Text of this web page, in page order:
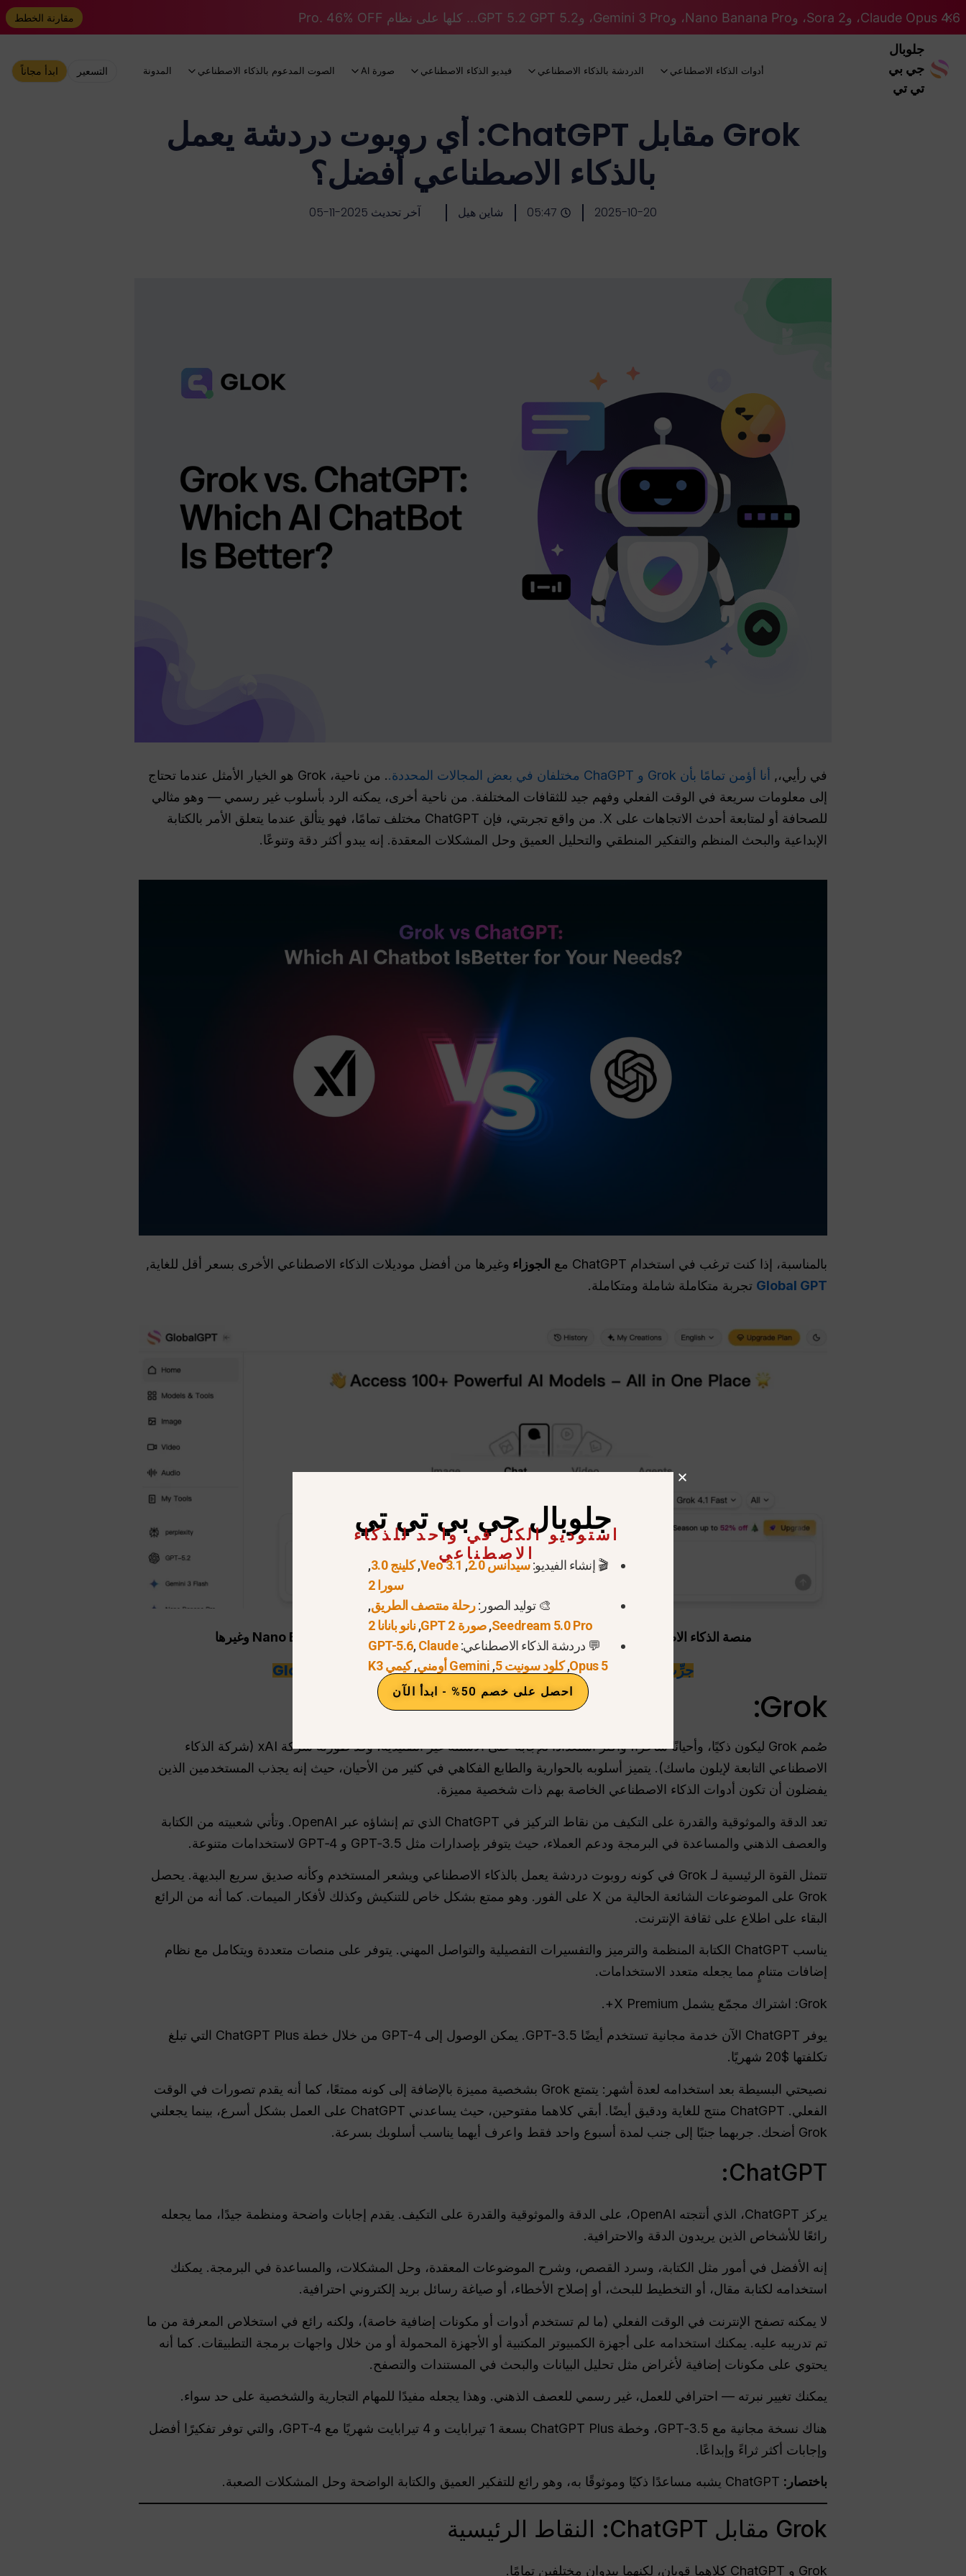
Claude Opus 4.6، وSora 2، وNano Banana Pro، وGemini 3 Pro، وGPT 5.2 GPT 5.2... كلها على نظام Pro. 46% OFF مقارنة الخطط
جلوبال
جي بي
تي تي
أدوات الذكاء الاصطناعي الدردشة بالذكاء الاصطناعي فيديو الذكاء الاصطناعي صورة AI الصوت المدعوم بالذكاء الاصطناعي المدونة التسعير ابدأ مجاناً
Grok مقابل ChatGPT: أي روبوت دردشة يعمل
بالذكاء الاصطناعي أفضل؟
2025-10-20
05:47 شاين هيل آخر تحديث 2025-11-05
في رأيي،, أنا أؤمن تمامًا بأن Grok و ChaGPT مختلفان في بعض المجالات المحددة.
. من ناحية، Grok هو الخيار الأمثل عندما تحتاج
إلى معلومات سريعة في الوقت الفعلي وفهم جيد للثقافات المختلفة. من ناحية أخرى، يمكنه الرد بأسلوب غير رسمي — وهو مثالي
للصحافة أو لمتابعة أحدث الاتجاهات على X. من واقع تجربتي، فإن ChatGPT مختلف تمامًا، فهو يتألق عندما يتعلق الأمر بالكتابة
الإبداعية والبحث المنظم والتفكير المنطقي والتحليل العميق وحل المشكلات المعقدة. إنه يبدو أكثر دقة وتنوعًا.
بالمناسبة، إذا كنت ترغب في استخدام ChatGPT مع الجوزاء وغيرها من أفضل موديلات الذكاء الاصطناعي الأخرى بسعر أقل للغاية,
Global GPT تجربة متكاملة شاملة ومتكاملة.
منصة الذكاء الاصطناعي الكل في واحد للكتابة وتوليد الصور والفيديو مع GPT-5 وNano Banana وغيرها
جرِّب أكثر من 100 نموذج من نماذج الذكاء الاصطناعي على Global GPT
Grok:
صُمم Grok ليكون ذكيًا، وأحيانًا ساخرًا، وأكثر استعدادًا للإجابة على الأسئلة غير التقليدية، وقد طورته شركة xAI (شركة الذكاء
الاصطناعي التابعة لإيلون ماسك). يتميز أسلوبه بالحوارية والطابع الفكاهي في كثير من الأحيان، حيث إنه يجذب المستخدمين الذين
يفضلون أن تكون أدوات الذكاء الاصطناعي الخاصة بهم ذات شخصية مميزة.
تعد الدقة والموثوقية والقدرة على التكيف من نقاط التركيز في ChatGPT الذي تم إنشاؤه عبر OpenAI. وتأتي شعبيته من الكتابة
والعصف الذهني والمساعدة في البرمجة ودعم العملاء، حيث يتوفر بإصدارات مثل GPT‑3.5 و GPT‑4 لاستخدامات متنوعة.
تتمثل القوة الرئيسية لـ Grok في كونه روبوت دردشة يعمل بالذكاء الاصطناعي ويشعر المستخدم وكأنه صديق سريع البديهة. يحصل
Grok على الموضوعات الشائعة الحالية من X على الفور. وهو ممتع بشكل خاص للتنكيش وكذلك لأفكار الميمات. كما أنه من الرائع
البقاء على اطلاع على ثقافة الإنترنت.
يناسب ChatGPT الكتابة المنظمة والترميز والتفسيرات التفصيلية والتواصل المهني. يتوفر على منصات متعددة ويتكامل مع نظام
إضافات متنامٍ مما يجعله متعدد الاستخدامات.
Grok: اشتراك مجمّع يشمل X Premium+.
يوفر ChatGPT الآن خدمة مجانية تستخدم أيضًا GPT-3.5. يمكن الوصول إلى GPT-4 من خلال خطة ChatGPT Plus التي تبلغ
تكلفتها $20 شهريًا.
نصيحتي البسيطة بعد استخدامه لعدة أشهر: يتمتع Grok بشخصية مميزة بالإضافة إلى كونه ممتعًا، كما أنه يقدم تصورات في الوقت
الفعلي. ChatGPT منتج للغاية ودقيق أيضًا. أبقي كلاهما مفتوحين، حيث يساعدني ChatGPT على العمل بشكل أسرع، بينما يجعلني
Grok أضحك. جربهما جنبًا إلى جنب لمدة أسبوع واحد فقط واعرف أيهما يناسب أسلوبك بسرعة.
ChatGPT:
يركز ChatGPT، الذي أنتجته OpenAI، على الدقة والموثوقية والقدرة على التكيف. يقدم إجابات واضحة ومنظمة جيدًا، مما يجعله
رائعًا للأشخاص الذين يريدون الدقة والاحترافية.
إنه الأفضل في أمور مثل الكتابة، وسرد القصص، وشرح الموضوعات المعقدة، وحل المشكلات، والمساعدة في البرمجة. يمكنك
استخدامه لكتابة مقال، أو التخطيط للبحث، أو إصلاح الأخطاء، أو صياغة رسائل بريد إلكتروني احترافية.
لا يمكنه تصفح الإنترنت في الوقت الفعلي (ما لم تستخدم أدوات أو مكونات إضافية خاصة)، ولكنه رائع في استخلاص المعرفة من ما
تم تدريبه عليه. يمكنك استخدامه على أجهزة الكمبيوتر المكتبية أو الأجهزة المحمولة أو من خلال واجهات برمجة التطبيقات. كما أنه
يحتوي على مكونات إضافية لأغراض مثل تحليل البيانات والبحث في المستندات والتصفح.
يمكنك تغيير نبرته — احترافي للعمل، غير رسمي للعصف الذهني. وهذا يجعله مفيدًا للمهام التجارية والشخصية على حد سواء.
هناك نسخة مجانية مع GPT‑3.5، وخطة ChatGPT Plus بسعة 1 تيرابايت و 4 تيرابايت شهريًا مع GPT‑4، والتي توفر تفكيرًا أفضل
وإجابات أكثر ثراءً وإبداعًا.
باختصار:
Grok مقابل ChatGPT: النقاط الرئيسية
Grok و ChatGPT كلاهما قويان، لكنهما يبدوان مختلفين تمامًا.
جلوبال جي بي تي تي
استوديو الكل في واحد للذكاء
الاصطناعي
🎬 إنشاء الفيديو:سيدانس 2.0 ,
Veo 3.1
,كلينج 3.0
,
سورا 2
🎨 توليد الصور:رحلة منتصف الطريق,
Seedream 5.0 Pro
,صورة GPT 2 ,نانو بانانا 2
💬 دردشة الذكاء الاصطناعي:
GPT-5.6,Claude
Opus 5
,كلود سونيت 5 , Gemini أومني ,كيمي K3
احصل على خصم 50% - ابدأ الآن